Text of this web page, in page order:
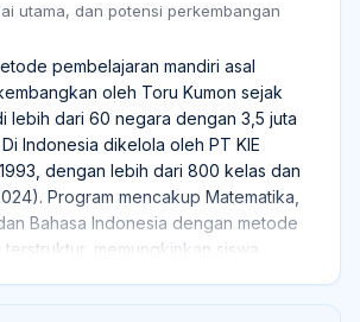
utama, dan potensi perkembangan
pembelajaran mandiri asal
oleh Toru Kumon sejak
lebih dari 60 negara dengan 3,5 juta
Indonesia dikelola oleh PT KIE
dengan lebih dari 800 kelas dan
Program mencakup Matematika,
Bahasa Indonesia dengan metode
memungkinkan siswa
sekolah.